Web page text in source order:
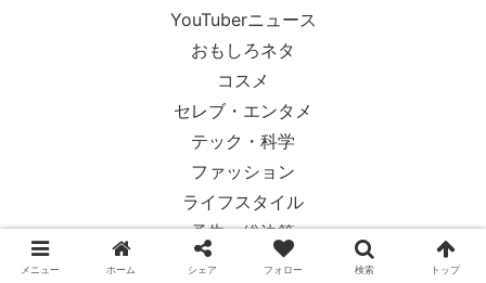
YouTuberニュース
おもしろネタ
コスメ
セレブ・エンタメ
テック・科学
ファッション
ライフスタイル
予告・総決算
人物紹介
メニュー ホーム シェア フォロー 検索 トップ